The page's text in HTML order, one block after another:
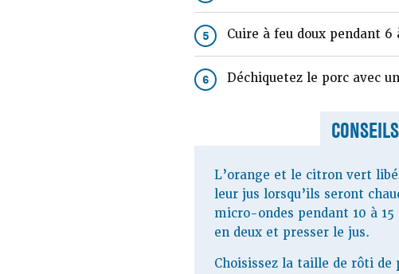
5 Cuire à feu doux pendant
6 Déchiquetez le porc avec
CONSEILS
L’orange et le citron vert
leur jus lorsqu’ils seront
micro-ondes pendant 10 à 15
en deux et presser le jus.
Choisissez la taille de rôti de